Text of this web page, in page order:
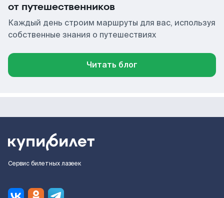
от путешественников
Каждый день строим маршруты для вас, используя
собственные знания о путешествиях
Читать блог
Сервис билетных лазеек